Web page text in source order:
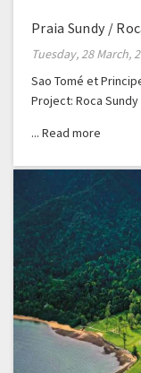
Praia Sundy /
Tuesday, 28 March,
Sao Tomé et
Project: Roca